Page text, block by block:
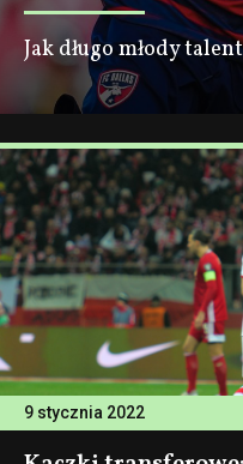
Jak długo młody
9 stycznia 2022